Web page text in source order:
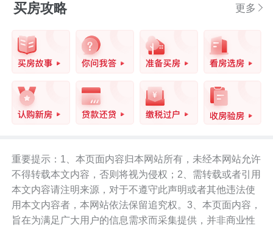
买房攻略 更多
重要提示：1、本页面内容归本网站所有，未经本网站允许
不得转载本文内容，否则将视为侵权；2、需转载或者引用
本文内容请注明来源，对于不遵守此声明或者其他违法使
用本文内容者，本网站依法保留追究权。3、本页面内容，
旨在为满足广大用户的信息需求而采集提供，并非商业性